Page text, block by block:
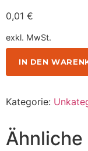
0,01 €
exkl. MwSt.
IN DEN
Kategorie: